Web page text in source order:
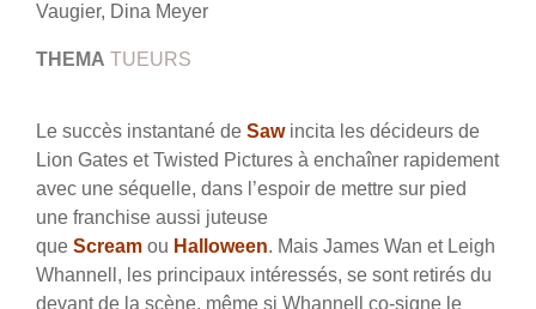
Vaugier, Dina Meyer
THEMA TUEURS
Le succès instantané de Sawincita les décideurs de
Lion Gates et Twisted Pictures à enchaîner rapidement
avec une séquelle, dans l’espoir de mettre sur pied
une franchise aussi juteuse
que Scream ou Halloween. Mais James Wan et Leigh
Whannell, les principaux intéressés, se sont retirés du
devant de la scène, même si Whannell co-signe le